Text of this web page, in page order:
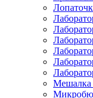
Мешалка